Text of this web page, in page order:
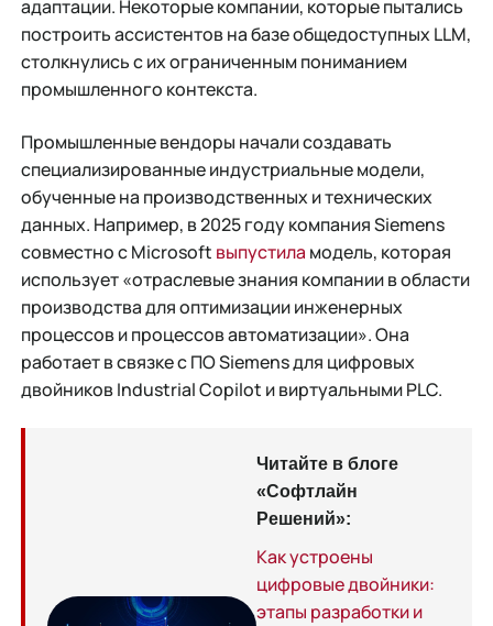
адаптации. Некоторые компании, которые пытались
построить ассистентов на базе общедоступных LLM,
столкнулись с их ограниченным пониманием
промышленного контекста.
Промышленные вендоры начали создавать
специализированные индустриальные модели,
обученные на производственных и технических
данных. Например, в 2025 году компания Siemens
совместно с Microsoft выпустила модель, которая
использует «отраслевые знания компании в области
производства для оптимизации инженерных
процессов и процессов автоматизации». Она
работает в связке с ПО Siemens для цифровых
двойников Industrial Copilot и виртуальными PLC.
Читайте в блоге
«Софтлайн
Решений»:
Как устроены
цифровые двойники:
этапы разработки и